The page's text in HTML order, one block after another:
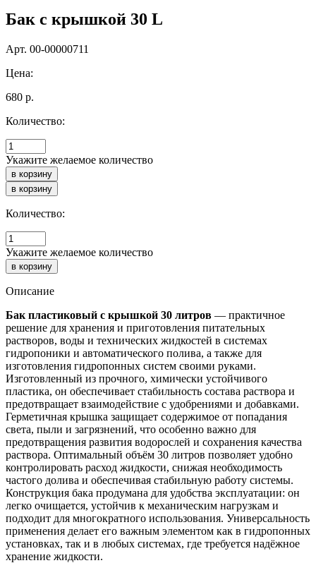
Бак с крышкой 30 L
Арт. 00-00000711
Цена:
680 р.
Количество:
Укажите желаемое количество
Количество:
Укажите желаемое количество
Описание
Бак пластиковый с крышкой 30 литров — практичное
решение для хранения и приготовления питательных
растворов, воды и технических жидкостей в системах
гидропоники и автоматического полива, а также для
изготовления гидропонных систем своими руками.
Изготовленный из прочного, химически устойчивого
пластика, он обеспечивает стабильность состава раствора и
предотвращает взаимодействие с удобрениями и добавками.
Герметичная крышка защищает содержимое от попадания
света, пыли и загрязнений, что особенно важно для
предотвращения развития водорослей и сохранения качества
раствора. Оптимальный объём 30 литров позволяет удобно
контролировать расход жидкости, снижая необходимость
частого долива и обеспечивая стабильную работу системы.
Конструкция бака продумана для удобства эксплуатации: он
легко очищается, устойчив к механическим нагрузкам и
подходит для многократного использования. Универсальность
применения делает его важным элементом как в гидропонных
установках, так и в любых системах, где требуется надёжное
хранение жидкости.